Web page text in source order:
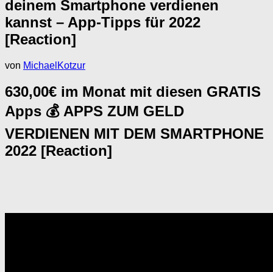
deinem Smartphone verdienen
kannst – App-Tipps für 2022
[Reaction]
von MichaelKotzur
630,00€ im Monat mit diesen GRATIS
Apps 💰 APPS ZUM GELD
VERDIENEN MIT DEM SMARTPHONE
2022 [Reaction]